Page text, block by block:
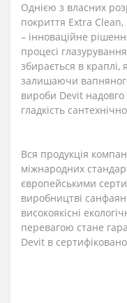
Однією з власних
покриття Extra
– інноваційне
процесі
збирається в краплі,
залишаючи
вироби Devit
гладкість
Вся продукція
міжнародних
європейськими
виробництві
високоякісні
перевагою стане
Devit в